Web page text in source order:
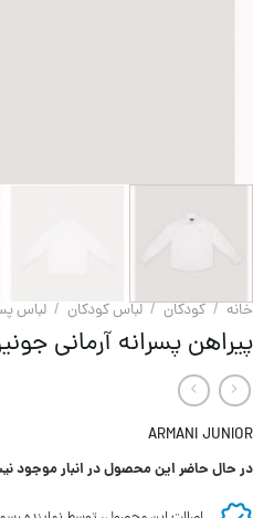
خانه / کودکان / لباس کودکان / لباس
پیراهن پسرانه آرمانی
ARMANI JUNIOR
در حال حاضر این محصول در انبار موجود